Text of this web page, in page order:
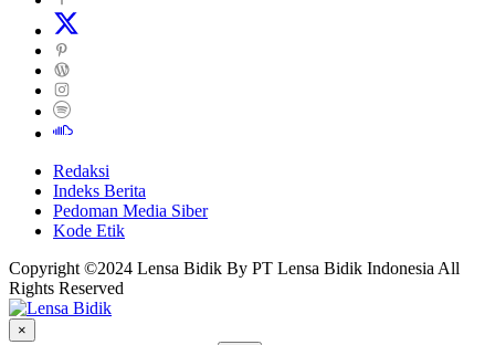
Redaksi
Indeks Berita
Pedoman Media Siber
Kode Etik
Copyright ©2024 Lensa Bidik By PT Lensa Bidik Indonesia All
Rights Reserved
×